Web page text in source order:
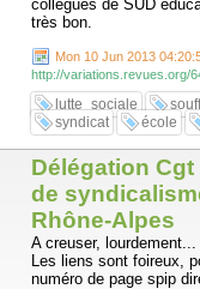
collègues de SUD
très bon.
Mon 10 Jun 2013
http://variations.revues.org/
lutte_sociale
syndicat
école
Délégation Cgt
de
Rhône-Alpes
A creuser, lourdement...
Les liens sont foireux,
numéro de page spip